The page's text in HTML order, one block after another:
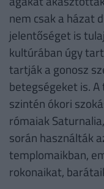
nem csak a házat
jelentőséget is
kultúrában úgy
tartják a gonosz
betegségeket is.
szintén ókori
rómaiak
során használták
templomaikban,
rokonaikat,